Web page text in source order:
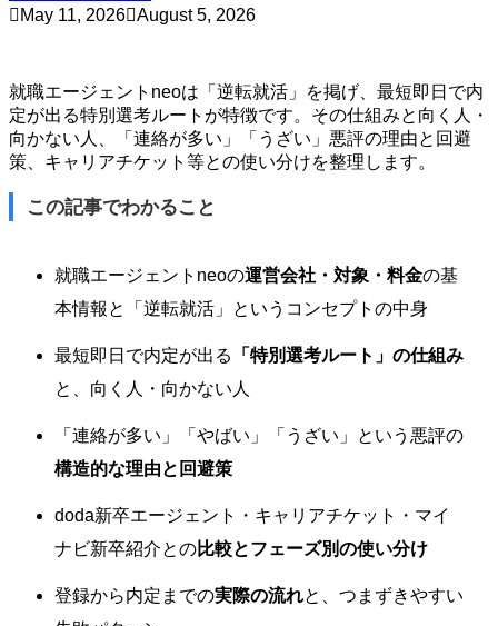
May 11, 2026 August 5, 2026
就職エージェントneoは「逆転就活」を掲げ、最短即日で内
定が出る特別選考ルートが特徴です。その仕組みと向く人・
向かない人、「連絡が多い」「うざい」悪評の理由と回避
策、キャリアチケット等との使い分けを整理します。
この記事でわかること
就職エージェントneoの運営会社・対象・料金の基
本情報と「逆転就活」というコンセプトの中身
最短即日で内定が出る
「特別選考ルート」の仕組み
と、向く人・向かない人
「連絡が多い」「やばい」「うざい」という悪評の
構造的な理由と回避策
doda新卒エージェント・キャリアチケット・マイ
ナビ新卒紹介との比較とフェーズ別の使い分け
登録から内定までの実際の流れと、つまずきやすい